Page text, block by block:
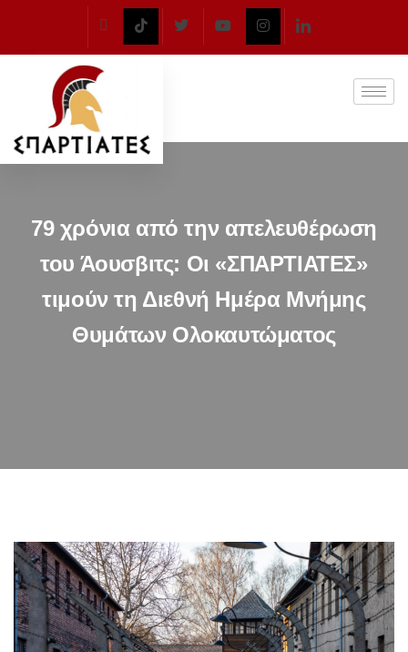
79 χρόνια από την απελευθέρωση
του Άουσβιτς: Οι «ΣΠΑΡΤΙΑΤΕΣ»
τιμούν τη Διεθνή Ημέρα Μνήμης
Θυμάτων Ολοκαυτώματος